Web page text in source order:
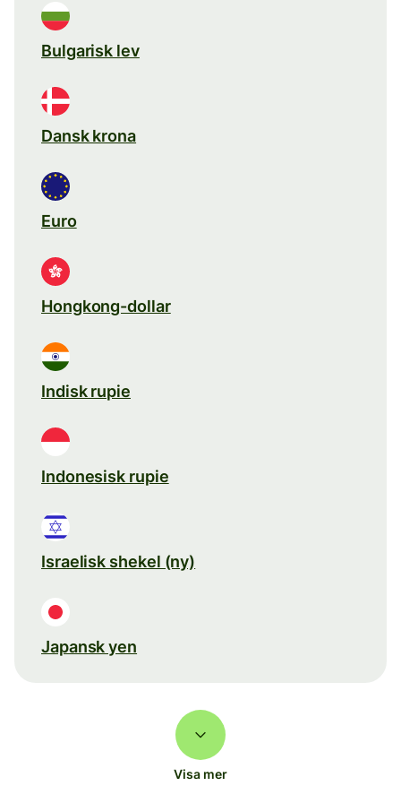
Bulgarisk lev
Dansk krona
Euro
Hongkong-dollar
Indisk rupie
Indonesisk rupie
Israelisk shekel (ny)
Japansk yen
Visa mer